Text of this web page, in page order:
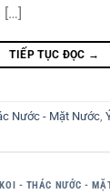
[…]
TIẾP TỤC ĐỌC →
Nước - Mặt Nước,
- THÁC NƯỚC -